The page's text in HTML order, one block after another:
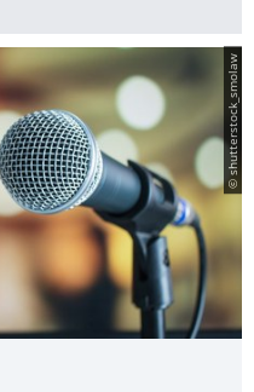
© shutterstock_smolaw